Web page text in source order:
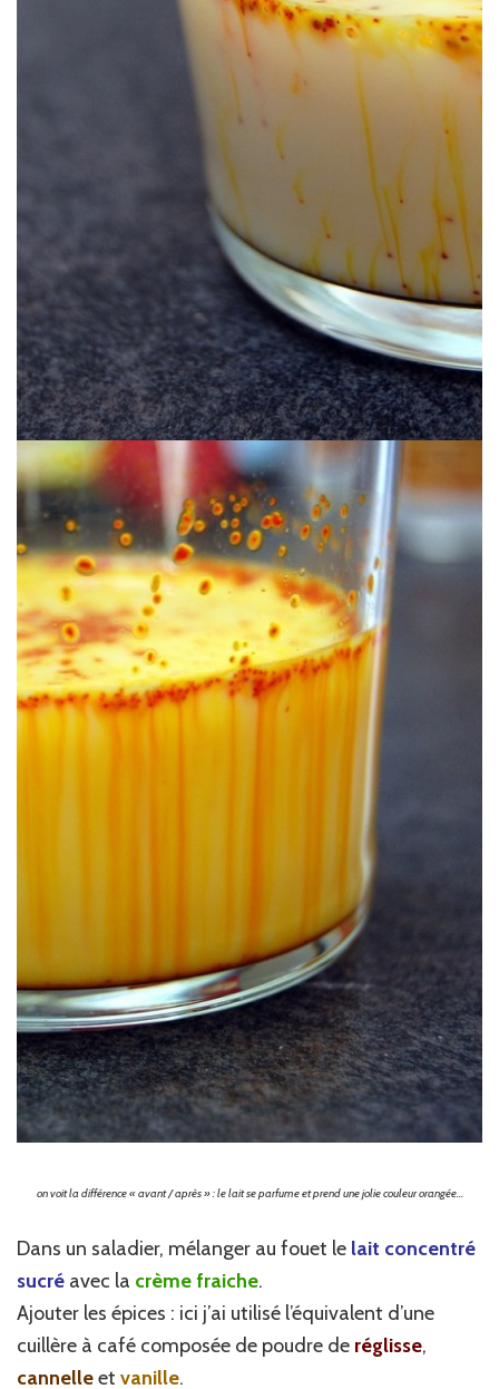
on voit la différence « avant / après » : le lait se parfume et prend une jolie couleur orangée…
Dans un saladier, mélanger au fouet le lait concentré
sucré avec la crème fraiche.
Ajouter les épices : ici j’ai utilisé l’équivalent d’une
cuillère à café composée de poudre de réglisse,
cannelleet vanille.